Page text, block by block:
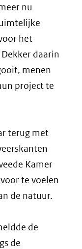
nu
het
daarin
menen
project te
terug met
Kamer
te voelen
de natuur.
de
de